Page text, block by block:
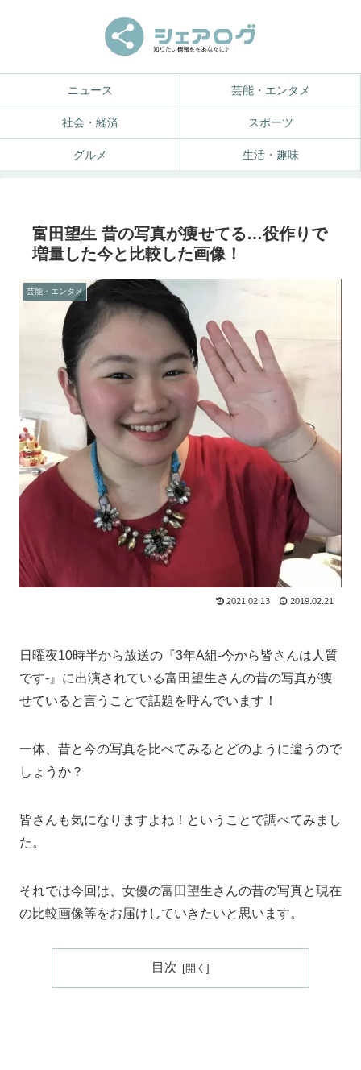
ニュース 芸能・エンタメ
社会・経済 スポーツ
グルメ 生活・趣味
富田望生 昔の写真が痩せてる…役作りで
増量した今と比較した画像！
芸能・エンタメ
2021.02.13 2019.02.21
日曜夜10時半から放送の『3年A組-今から皆さんは人質
です-』に出演されている富田望生さんの昔の写真が痩
せていると言うことで話題を呼んでいます！
一体、昔と今の写真を比べてみるとどのように違うので
しょうか？
皆さんも気になりますよね！ということで調べてみまし
た。
それでは今回は、女優の富田望生さんの昔の写真と現在
の比較画像等をお届けしていきたいと思います。
目次